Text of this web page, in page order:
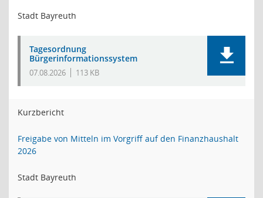
Stadt Bayreuth
Tagesordnung
Bürgerinformationssystem
07.08.2026 113 KB
Kurzbericht
Freigabe von Mitteln im Vorgriff auf den Finanzhaushalt
2026
Stadt Bayreuth